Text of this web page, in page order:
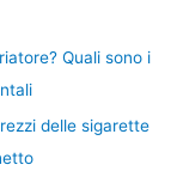
Quali sono i
delle sigarette